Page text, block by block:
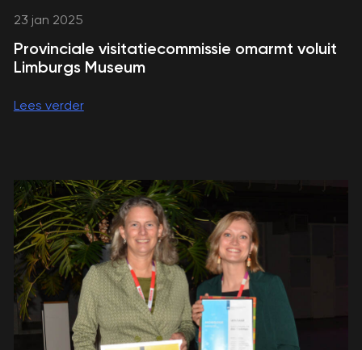
23 jan 2025
Provinciale visitatiecommissie omarmt voluit
Limburgs Museum
Lees verder